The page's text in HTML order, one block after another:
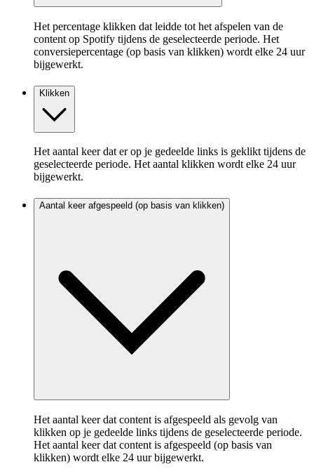
Het percentage klikken dat leidde tot het afspelen van de
content op Spotify tijdens de geselecteerde periode. Het
conversiepercentage (op basis van klikken) wordt elke 24 uur
bijgewerkt.
Klikken
Het aantal keer dat er op je gedeelde links is geklikt tijdens de
geselecteerde periode. Het aantal klikken wordt elke 24 uur
bijgewerkt.
Aantal keer afgespeeld (op basis van klikken)
Het aantal keer dat content is afgespeeld als gevolg van
klikken op je gedeelde links tijdens de geselecteerde periode.
Het aantal keer dat content is afgespeeld (op basis van
klikken) wordt elke 24 uur bijgewerkt.